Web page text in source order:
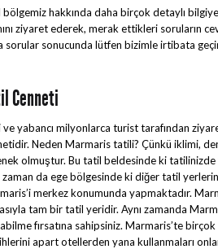
bölgemiz hakkında daha birçok detaylı
ziyaret ederek, merak ettikleri soruların
sorular sonucunda lütfen bizimle irtibata
Cenneti
ve yabancı milyonlarca turist tarafından
Neden Marmaris tatili? Çünkü iklimi,
olmuştur. Bu tatil beldesinde ki
zaman da ege bölgesinde ki diğer tatil
merkez konumunda yapmaktadır.
tam bir tatil yeridir. Aynı zamanda
fırsatına sahipsiniz. Marmaris’te
apart otellerden yana kullanmaları